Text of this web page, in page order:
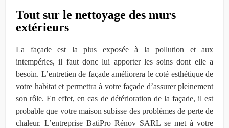
Tout sur le nettoyage des murs
extérieurs
La façade est la plus exposée à la pollution et aux
intempéries, il faut donc lui apporter les soins dont elle a
besoin. L’entretien de façade améliorera le coté esthétique de
votre habitat et permettra à votre façade d’assurer pleinement
son rôle. En effet, en cas de détérioration de la façade, il est
probable que votre maison subisse des problèmes de perte de
chaleur. L’entreprise BatiPro Rénov SARL se met à votre